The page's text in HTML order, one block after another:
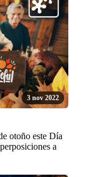
3 nov 2022
otoño este Día
a